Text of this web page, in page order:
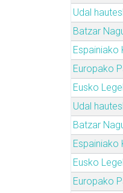
Udal
Batzar
Espainiako
Europako
Eusko
Udal
Batzar
Espainiako
Eusko
Europako